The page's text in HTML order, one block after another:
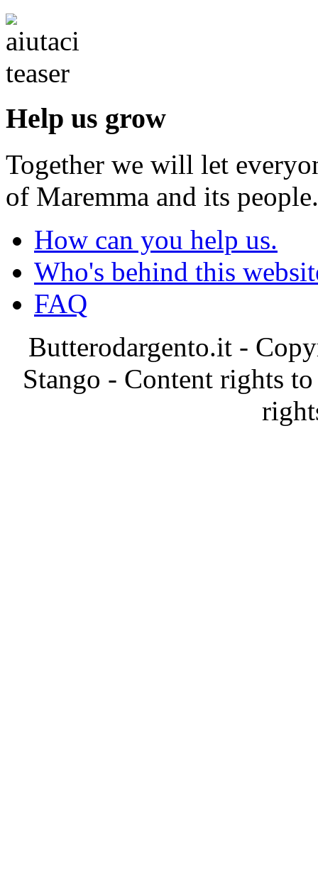
Help us grow
Together we will let
of Maremma and its people.
How can you help us.
Who's behind this
FAQ
Butterodargento.it -
Stango - Content rights